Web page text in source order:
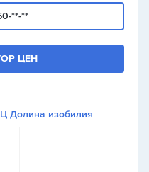
**-**
ЦЕН
Долина изобилия